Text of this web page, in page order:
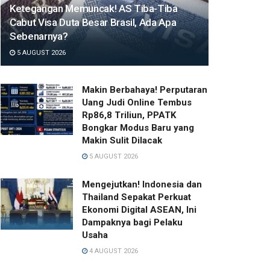
Ketegangan Memuncak! AS Tiba-Tiba
Cabut Visa Duta Besar Brasil, Ada Apa
Sebenarnya?
5 AUGUST 2026
Makin Berbahaya! Perputaran
Uang Judi Online Tembus
Rp86,8 Triliun, PPATK
Bongkar Modus Baru yang
Makin Sulit Dilacak
5 AUGUST 2026
Mengejutkan! Indonesia dan
Thailand Sepakat Perkuat
Ekonomi Digital ASEAN, Ini
Dampaknya bagi Pelaku
Usaha
4 AUGUST 2026